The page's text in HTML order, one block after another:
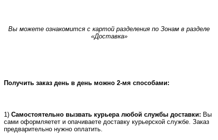
Вы можете ознакомится с картой разделения по Зонам в разделе
«Доставка»
Получить заказ день в день можно 2-мя способами:
1) Самостоятельно вызвать курьера любой службы доставки: Вы
сами оформляетет и опачиваете доставку курьерской службе. Заказ
предварительно нужно оплатить.